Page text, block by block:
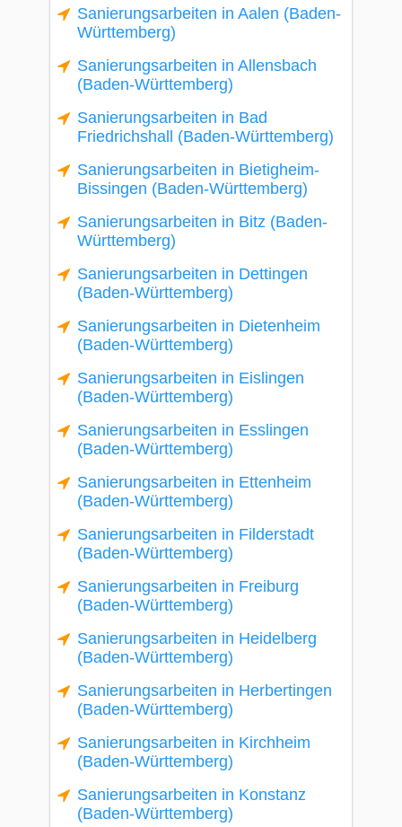
Sanierungsarbeiten in Aalen (Baden-
Württemberg)
Sanierungsarbeiten in Allensbach
(Baden-Württemberg)
Sanierungsarbeiten in Bad
Friedrichshall (Baden-Württemberg)
Sanierungsarbeiten in Bietigheim-
Bissingen (Baden-Württemberg)
Sanierungsarbeiten in Bitz (Baden-
Württemberg)
Sanierungsarbeiten in Dettingen
(Baden-Württemberg)
Sanierungsarbeiten in Dietenheim
(Baden-Württemberg)
Sanierungsarbeiten in Eislingen
(Baden-Württemberg)
Sanierungsarbeiten in Esslingen
(Baden-Württemberg)
Sanierungsarbeiten in Ettenheim
(Baden-Württemberg)
Sanierungsarbeiten in Filderstadt
(Baden-Württemberg)
Sanierungsarbeiten in Freiburg
(Baden-Württemberg)
Sanierungsarbeiten in Heidelberg
(Baden-Württemberg)
Sanierungsarbeiten in Herbertingen
(Baden-Württemberg)
Sanierungsarbeiten in Kirchheim
(Baden-Württemberg)
Sanierungsarbeiten in Konstanz
(Baden-Württemberg)